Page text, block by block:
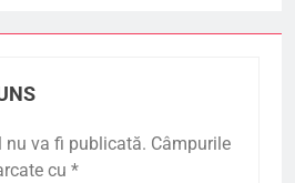
nu va fi publicată. Câmpurile
cu *